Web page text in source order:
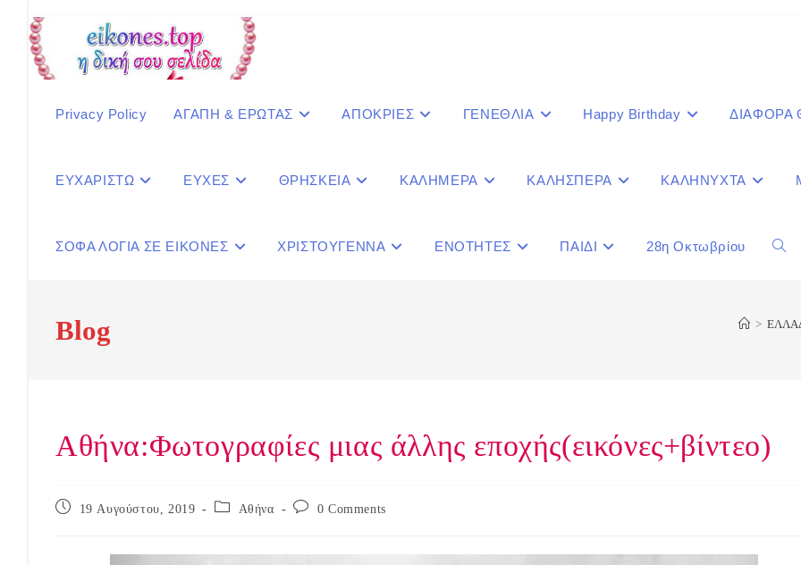
content
Privacy Policy ΑΓΑΠΗ & ΕΡΩΤΑΣ ΑΠΟΚΡΙΕΣ ΓΕΝΕΘΛΙΑ Happy Birthday ΔΙΑΦΟΡΑ
ΕΥΧΑΡΙΣΤΩ ΕΥΧΕΣ ΘΡΗΣΚΕΙΑ ΚΑΛΗΜΕΡΑ ΚΑΛΗΣΠΕΡΑ ΚΑΛΗΝΥΧΤΑ
ΣΟΦΑ ΛΟΓΙΑ ΣΕ ΕΙΚΟΝΕΣ ΧΡΙΣΤΟΥΓΕΝΝΑ ΕΝΟΤΗΤΕΣ ΠΑΙΔΙ 28η Οκτωβρίου
Blog >
Αθήνα:Φωτογραφίες μιας άλλης εποχής(εικόνες+βίντεο)
Post
19 Αυγούστου, 2019
Post
Αθήνα
Post 0 Comments